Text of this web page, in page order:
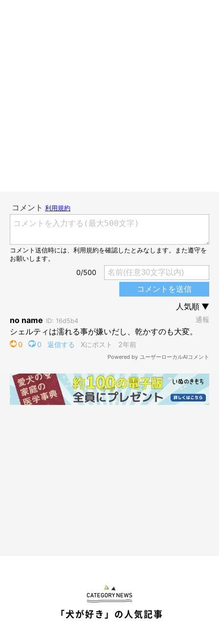
泳ぎが得意な犬種、苦手な犬種は？
「犬が好き」の人気記事